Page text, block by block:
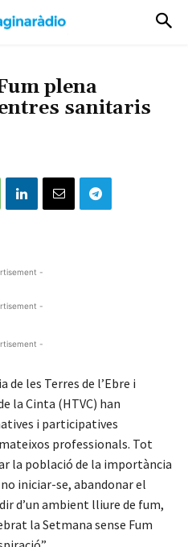
plena
sanitaris
-
-
-
de les Terres de l’Ebre i
la Cinta (HTVC) han
i participatives
professionals. Tot
la població de la importància
iniciar-se, abandonar el
d’un ambient lliure de fum,
la Setmana sense Fum